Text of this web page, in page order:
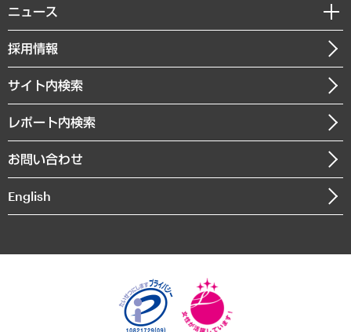
共生・ダイバーシティ
GRC（ガバナンス・リスク・コンプライアンス）・防災（政策）
経済・産業・雇用・労働
まちづくり・観光・交通・スポーツ・スマートシティ
自然資源・農林水産業・食料システム
経営用語集
受託・受注実績（官公庁関連）
メディア掲載・出演
受託案件情報
私たちの想い
社長メッセージ
会社概要
沿革
組織図・本部部室紹介
インドネシア現地法人
個人情報保護方針
ニュース
ニュースリリース
お知らせ
採用情報
サイト内検索
レポート内検索
お問い合わせ
English